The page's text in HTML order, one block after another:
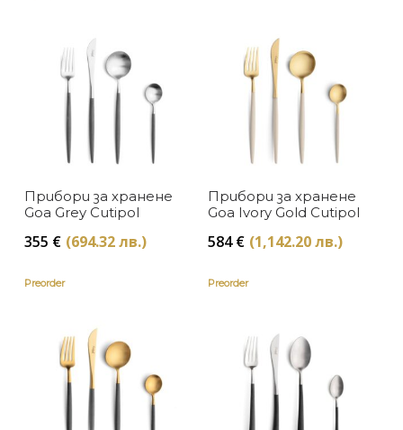
Прибори за хранене
Goa Grey Cutipol
355 € (694.32 лв.)
Прибори за хранене
Goa Ivory Gold Cutipol
584€ (1,142.20 лв.)
Preorder Preorder